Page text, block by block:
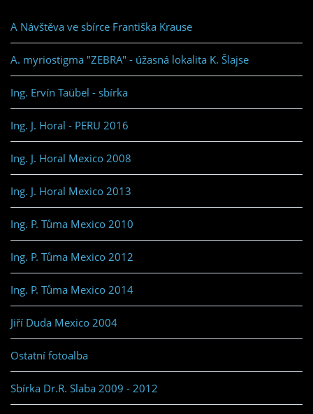
A Návštěva ve sbírce Františka Krause
A. myriostigma "ZEBRA" - úžasná lokalita K. Šlajse
Ing. Ervín Taübel - sbírka
Ing. J. Horal - PERU 2016
Ing. J. Horal Mexico 2008
Ing. J. Horal Mexico 2013
Ing. P. Tůma Mexico 2010
Ing. P. Tůma Mexico 2012
Ing. P. Tůma Mexico 2014
Jiří Duda Mexico 2004
Ostatní fotoalba
Sbírka Dr.R. Slaba 2009 - 2012